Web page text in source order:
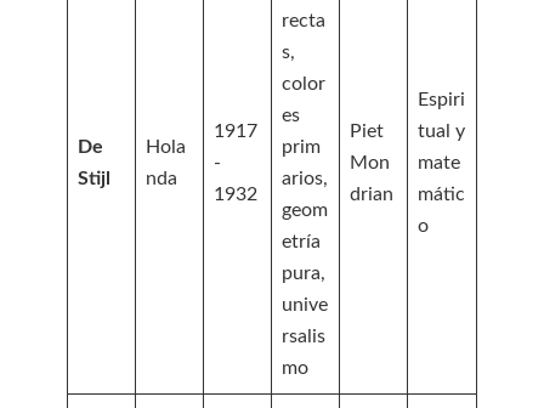
De
Stijl
Hola
nda
1917
-
1932
recta
s,
color
es
prim
arios,
geom
etría
pura,
unive
rsalis
mo
Piet
Mon
drian
Espiri
tual y
mate
mátic
o